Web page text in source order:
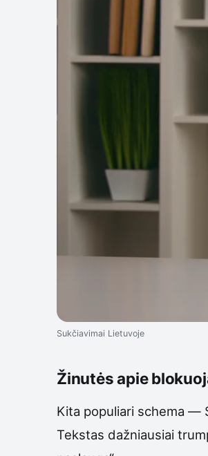
Sukčiavimai Lietuvoje
Žinutės apie
Kita populiari schema —
Tekstas dažniausiai